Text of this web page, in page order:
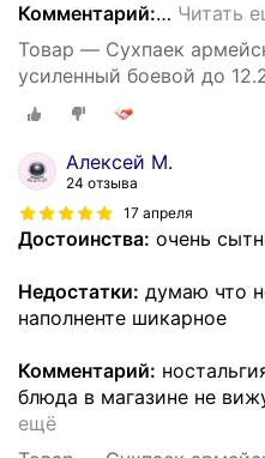
Комментарий:… Читать
Товар — Сухпаек
усиленный боевой до
Алексей М.
24 отзыва
17 апреля
Достоинства: очень
Недостатки: думаю что
наполненте шикарное
Комментарий:
блюда в магазине не
ещё